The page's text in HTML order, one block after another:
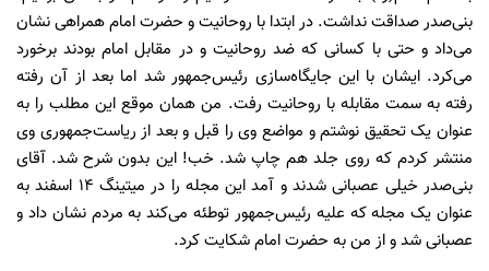
بنی‌صدر صداقت نداشت. در ابتدا با روحانیت و حضرت امام همراهی نشان
می‌داد و حتی با کسانی که ضد روحانیت و در مقابل امام بودند برخورد
می‌کرد. ایشان با این جایگاه‌سازی رئیس‌جمهور شد اما بعد از آن رفته
رفته به سمت مقابله با روحانیت رفت. من همان موقع این مطلب را به
عنوان یک تحقیق نوشتم و مواضع وی را قبل و بعد از ریاست‌جمهوری وی
منتشر کردم که روی جلد هم چاپ شد. خب! این بدون شرح شد. آقای
بنی‌صدر خیلی عصبانی شدند و آمد این مجله را در میتینگ 14 اسفند به
عنوان یک مجله که علیه رئیس‌جمهور توطئه می‌کند به مردم نشان داد و
عصبانی شد و از من به حضرت امام شکایت کرد.